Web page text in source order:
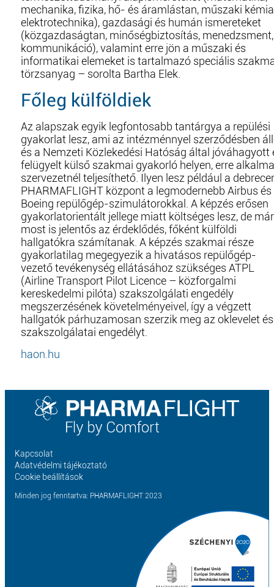
mechanika, fizika, hő- és áramlástan, műszaki
elektrotechnika), gazdasági és humán ismereteket
(közgazdaságtan, minőségbiztosítás, menedzsment,
kommunikáció), valamint erre jön a műszaki és
informatikai elemeket is tartalmazó speciális
törzsanyag – sorolta Bartha Elek.
Főleg külföldiek
Az alapszak egyik legfontosabb tantárgya a repülési
gyakorlat lesz, ami az intézménnyel szerződésben
és a Nemzeti Közlekedési Hatóság által jóváhagyott
felügyelt külső szakmai gyakorló helyen, erre
szervezetnél teljesíthető. Ilyen lesz például a
PHARMAFLIGHT központ a legmodernebb Airbus és
Boeing repülőgép-szimulátorokkal. A képzés erősen
gyakorlatorientált jellege miatt költséges lesz, de már
most is jelentős az érdeklődés, főként külföldi
hallgatókra számítanak. A képzés szakmai része
gyakorlatilag megegyezik a hivatásos repülőgép-
vezető tevékenység ellátásához szükséges ATPL
(Airline Transport Pilot Licence – közforgalmi
kereskedelmi pilóta) szakszolgálati engedély
megszerzésének követelményeivel, így a végzett
hallgatók párhuzamosan szerzik meg az oklevelet
szakszolgálatai engedélyt.
haon.hu
Kapcsolat
Adatvédelmi tájékoztató
Cookie beállítások
Minden jog fenntartva: PHARMAFLIGHT 2023